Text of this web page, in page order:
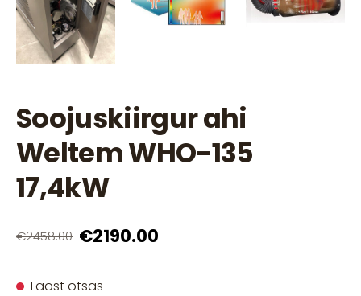
Soojuskiirgur ahi
Weltem WHO-135
17,4kW
€2458.00 €2190.00
Laost otsas